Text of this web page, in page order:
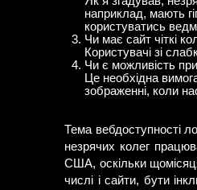
наприклад, мають
користуватись
Чи має сайт чіткі
Користувачі зі
Чи є можливість
Це необхідна
зображенні, коли
Тема вебдоступності
незрячих колег
США, оскільки
числі і сайти, бути